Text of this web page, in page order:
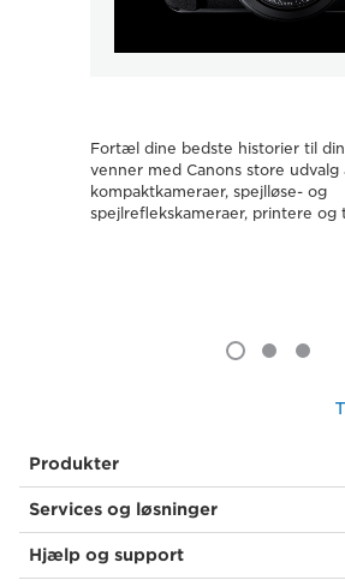
Fortæl dine bedste historier til
venner med Canons store udvalg
kompaktkameraer, spejlløse- og
spejlreflekskameraer, printere og
Produkter
Services og løsninger
Hjælp og support